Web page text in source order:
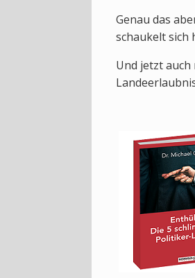
Genau das
schaukelt sich
Und jetzt